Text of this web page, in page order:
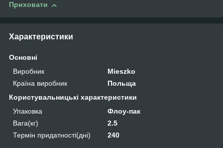
Приховати
Характеристики
Основні
Виробник
Mieszko
Країна виробник
Польща
Користувальницькі характеристики
Упаковка
Флоу-пак
Вага(кг)
2.5
Термін придатності(дні)
240